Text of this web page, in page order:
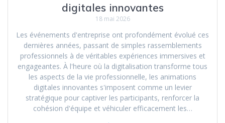
digitales innovantes
18 mai 2026
Les événements d'entreprise ont profondément évolué ces
dernières années, passant de simples rassemblements
professionnels à de véritables expériences immersives et
engageantes. À l'heure où la digitalisation transforme tous
les aspects de la vie professionnelle, les animations
digitales innovantes s'imposent comme un levier
stratégique pour captiver les participants, renforcer la
cohésion d'équipe et véhiculer efficacement les…